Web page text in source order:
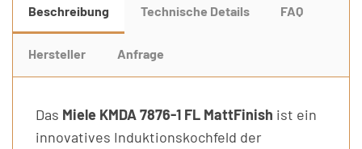
Beschreibung Technische Details FAQ
Hersteller Anfrage
Das Miele KMDA 7876-1 FL MattFinish ist ein
innovatives Induktionskochfeld der